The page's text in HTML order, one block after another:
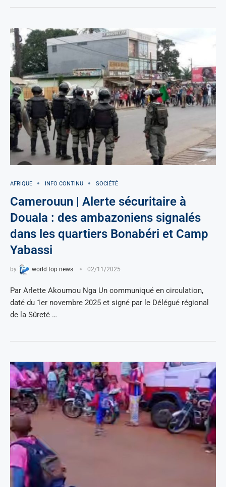
AFRIQUE INFO CONTINU SOCIÉTÉ
Camerouun | Alerte sécuritaire à
Douala : des ambazoniens signalés
dans les quartiers Bonabéri et Camp
Yabassi
by world top news 02/11/2025
Par Arlette Akoumou Nga Un communiqué en circulation,
daté du 1er novembre 2025 et signé par le Délégué régional
de la Sûreté …